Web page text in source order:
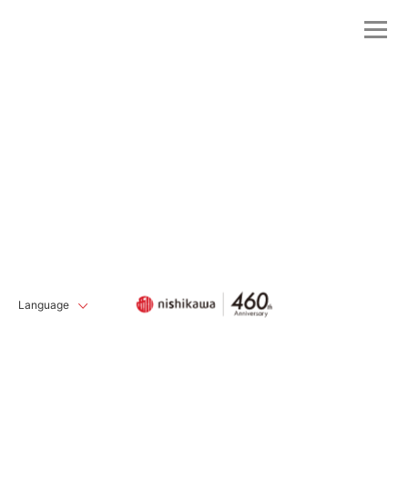
Language